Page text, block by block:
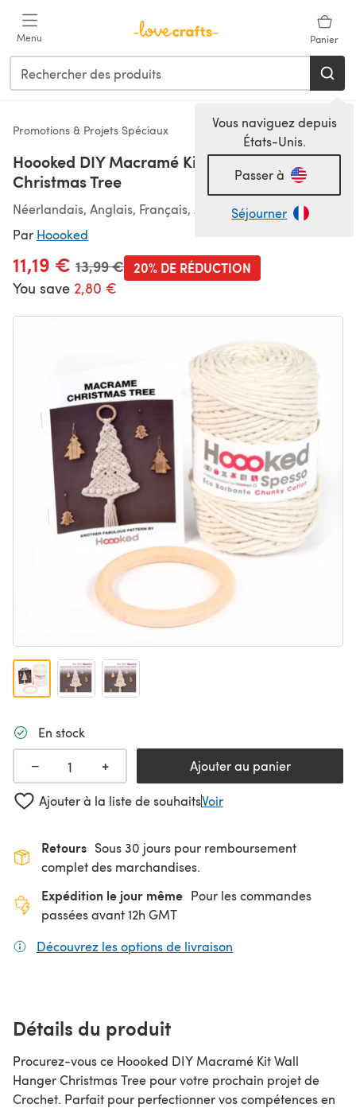
Menu Panier
Vous naviguez depuis
États-Unis.
Passer à
Séjourner
Promotions & Projets Spéciaux
Hoooked DIY Macramé Kit Wall Hanger
Christmas Tree
Néerlandais, Anglais, Français, Allemand, Espagnol
Par Hoooked
11,19 € Ancien prix
13,99 €
You save 2,80 €
20% DE RÉDUCTION
En stock
− + Ajouter au panier
Ajouter à la liste de souhaitsVoir
Retours Sous 30 jours pour remboursement
complet des marchandises.
Expédition le jour même Pour les commandes
passées avant 12h GMT
Découvrez les options de livraison
Détails du produit
Procurez-vous ce Hoooked DIY Macramé Kit Wall
Hanger Christmas Tree pour votre prochain projet de
Crochet. Parfait pour perfectionner vos compétences en